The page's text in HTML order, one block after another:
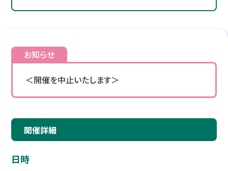
お知らせ
＜開催を中止いたします＞
開催詳細
日時